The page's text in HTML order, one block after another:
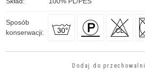
Sposób
konserwacji:
Dodaj do przechowalni